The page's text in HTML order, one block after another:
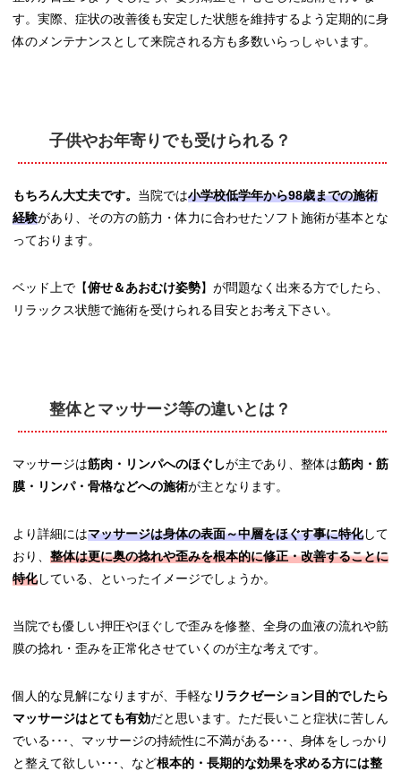
す。実際、症状の改善後も安定した状態を維持するよう定期的に身
体のメンテナンスとして来院される方も多数いらっしゃいます。
子供やお年寄りでも受けられる？
もちろん大丈夫です。 当院では小学校低学年から98歳までの施術
経験があり、その方の筋力・体力に合わせたソフト施術が基本とな
っております。
ベッド上で【俯せ＆あおむけ姿勢】が問題なく出来る方でしたら、
リラックス状態で施術を受けられる目安とお考え下さい。
整体とマッサージ等の違いとは？
マッサージは筋肉・リンパへのほぐしが主であり、整体は筋肉・筋
膜・リンパ・骨格などへの施術が主となります。
より詳細にはマッサージは身体の表面～中層をほぐす事に特化して
おり、 整体は更に奥の捻れや歪みを根本的に修正・改善することに
特化している、といったイメージでしょうか。
当院でも優しい押圧やほぐしで歪みを修整、全身の血液の流れや筋
膜の捻れ・歪みを正常化させていくのが主な考えです。
個人的な見解になりますが、手軽な リラクゼーション目的でしたら
マッサージはとても有効だと思います。ただ長いこと症状に苦しん
でいる･･･、マッサージの持続性に不満がある･･･、身体をしっかり
と整えて欲しい･･･、など根本的・長期的な効果を求める方には整